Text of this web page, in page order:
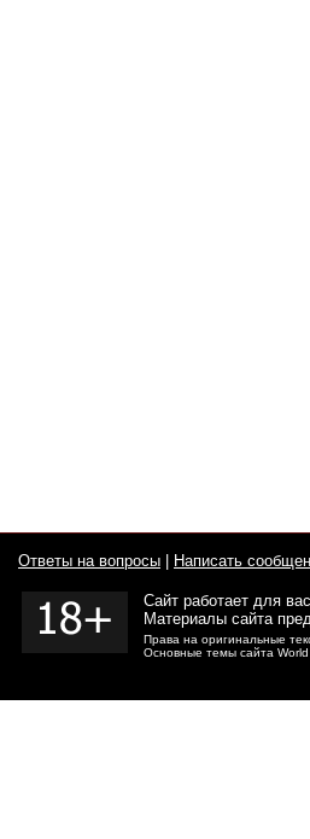
Ответы на вопросы Написать
Сайт работает для
Материалы сайта
Права на оригинальные
Основные темы сайта World